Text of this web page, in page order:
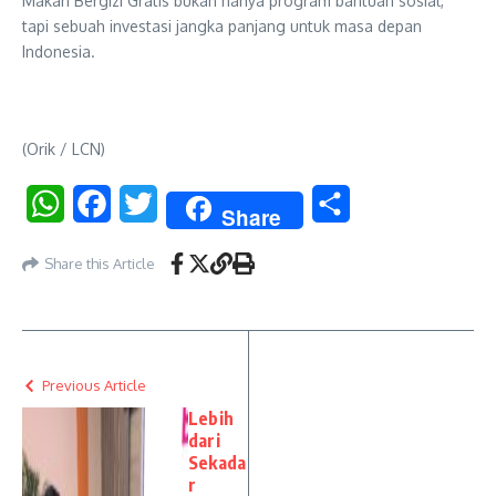
tapi sebuah investasi jangka panjang untuk masa depan
Indonesia.
(Orik / LCN)
WhatsAppFacebookTwitter Share
Share this Article
Previous Article
Lebih
dari
Sekada
r